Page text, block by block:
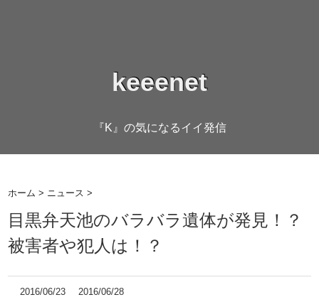
keeenet
『K』の気になるイイ発信
ホーム > ニュース >
目黒弁天池のバラバラ遺体が発見！？
被害者や犯人は！？
2016/06/23 2016/06/28